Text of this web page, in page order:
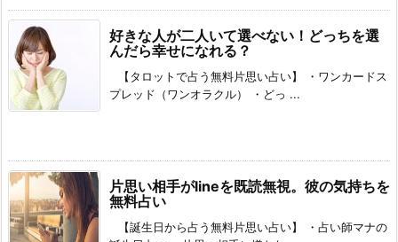
好きな人が二人いて選べない！どっちを選
んだら幸せになれる？
【タロットで占う無料片思い占い】 ・ワンカードス
プレッド（ワンオラクル） ・どっ ...
片思い相手がlineを既読無視。彼の気持ちを
無料占い
【誕生日から占う無料片思い占い】 ・占い師マナの